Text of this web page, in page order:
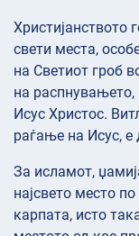
Христијанството
свети места,
на Светиот гроб
на распнувањето,
Исус Христос.
раѓање на Исус,
За исламот,
најсвето место
карпата, исто